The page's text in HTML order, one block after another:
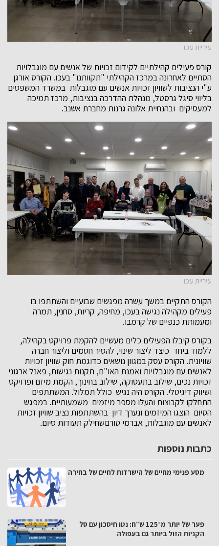
עיריית עכו
קורס פעילים קהילתיים לקידום זכויות של אנשים עם מוגבלויות
הסתיים לאחרונה במרכז הקהילתי "תקוותנו" בעכו. הקורס אורגן
ע"י הנציבות לשוויון זכויות אנשים עם מוגבלות במשרד המשפטים
בליווי סיגל גרסטל, מנהלת ההדרכה בנציבות, מרכז תמיכה
למעסיקים ובהנחיית אלונה גרנות מחברת אשנב.
עיריית עכו
הקורס התקיים במשך עשרה מפגשים שבועיים והשתתפו בו
פעילים מקהילה נגישה בעכו, מחיפה, קריות, סחנין, תמרה
ומעמותת כנפיים של קרמבו.
בקורס קיבלו הפעילים כלים מעשיים להקמת פרויקט בקהילה,
ללמוד ביחד כיצד ליצור שינוי, להסיר חסמים וליצור חברה
שוויונית. הקורס עסק במגוון נושאים כדוגמת חוק שוויון זכויות
לאנשים עם מוגבלויות ואמנת האו"ם, תקנות נגישות, פאנל ארגוני
זכויות נכים, שילוב בתעסוקה, שילוב בחינוך, הקמת מיזם ופרויקט
ושיווק דיגיטלי. הקורס היה נגיש כולל תמלול. המשתתפים
התחלקו לקבוצות והעלו מספר מיזמים משמעותיים. במפגש
הסיום הוצגו המיזמים ונערך דיון בהשתתפות נציב שוויון זכויות
לאנשים עם מוגבלות, אברמי טורם​שחילק תעודות סיום.
כתבות נוספות
מסע פנימי מחיים של הישרדות לחיים של בחירה
פער של יותר מ־125 ש״ח: נטו חיסכון עם סל
הקניות הזול ביותר גם בעפולה